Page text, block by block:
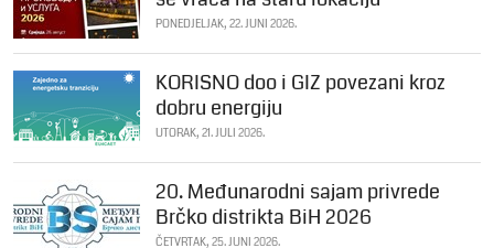
PONEDJELJAK, 22. JUNI 2026.
KORISNO doo i GIZ povezani kroz
dobru energiju
UTORAK, 21. JULI 2026.
20. Međunarodni sajam privrede
Brčko distrikta BiH 2026
ČETVRTAK, 25. JUNI 2026.